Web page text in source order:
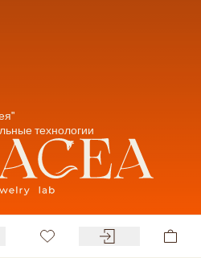
технологии